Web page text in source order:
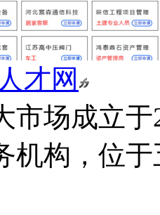
才网
市场成立
机构，位